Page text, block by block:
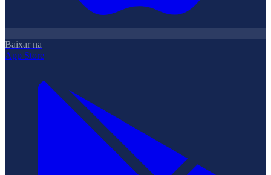
Baixar na
App Store